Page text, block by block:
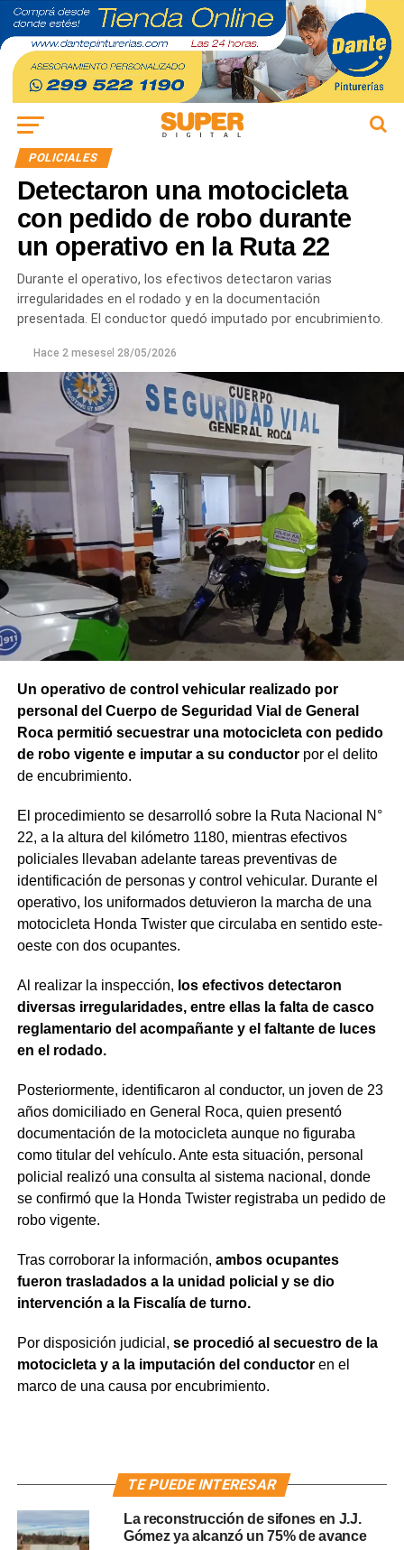
POLICIALES
Detectaron una motocicleta
con pedido de robo durante
un operativo en la Ruta 22
Durante el operativo, los efectivos detectaron varias
irregularidades en el rodado y en la documentación
presentada. El conductor quedó imputado por encubrimiento.
Hace 2 mesesel 28/05/2026
Un operativo de control vehicular realizado por
personal del Cuerpo de Seguridad Vial de General
Roca permitió secuestrar una motocicleta con pedido
de robo vigente e imputar a su conductor por el delito
de encubrimiento.
El procedimiento se desarrolló sobre la Ruta Nacional N°
22, a la altura del kilómetro 1180, mientras efectivos
policiales llevaban adelante tareas preventivas de
identificación de personas y control vehicular. Durante el
operativo, los uniformados detuvieron la marcha de una
motocicleta Honda Twister que circulaba en sentido este-
oeste con dos ocupantes.
Al realizar la inspección, los efectivos detectaron
diversas irregularidades, entre ellas la falta de casco
reglamentario del acompañante y el faltante de luces
en el rodado.
Posteriormente, identificaron al conductor, un joven de 23
años domiciliado en General Roca, quien presentó
documentación de la motocicleta aunque no figuraba
como titular del vehículo. Ante esta situación, personal
policial realizó una consulta al sistema nacional, donde
se confirmó que la Honda Twister registraba un pedido de
robo vigente.
Tras corroborar la información, ambos ocupantes
fueron trasladados a la unidad policial y se dio
intervención a la Fiscalía de turno.
Por disposición judicial, se procedió al secuestro de la
motocicleta y a la imputación del conductoren el
marco de una causa por encubrimiento.
TE PUEDE INTERESAR
La reconstrucción de sifones en J.J.
Gómez ya alcanzó un 75% de avance